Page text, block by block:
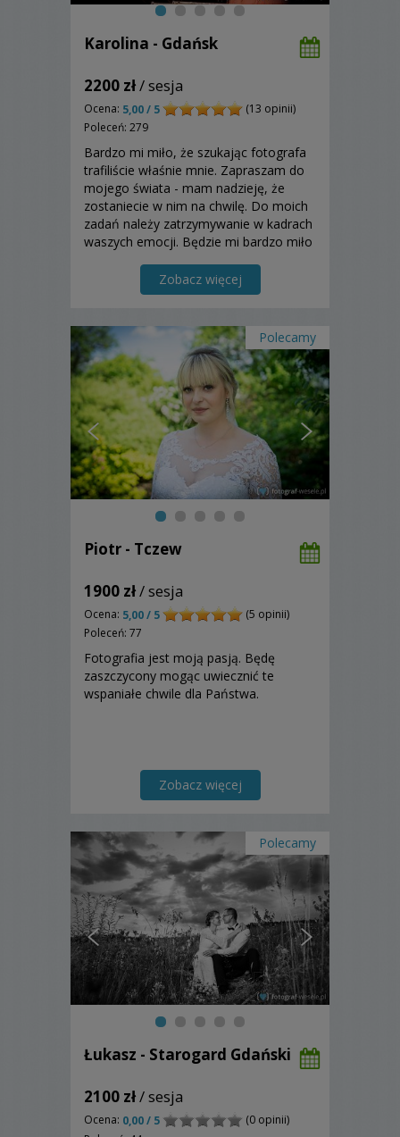
Karolina - Gdańsk
2200 zł/ sesja
Ocena: 5,00 / 5
(13 opinii)
Poleceń: 279
Bardzo mi miło, że szukając fotografa
trafiliście właśnie mnie. Zapraszam do
mojego świata - mam nadzieję, że
zostaniecie w nim na chwilę. Do moich
zadań należy zatrzymywanie w kadrach
waszych emocji. Będzie mi bardzo miło
SZCZĘŚCIA i stworzyć piękną pamiątkę.
Zobacz więcej
Polecamy
Piotr - Tczew
1900 zł/ sesja
Ocena: 5,00 / 5
(5 opinii)
Poleceń: 77
Fotografia jest moją pasją. Będę
zaszczycony mogąc uwiecznić te
wspaniałe chwile dla Państwa.
Zobacz więcej
Polecamy
Łukasz - Starogard Gdański
2100 zł/ sesja
Ocena: 0,00 / 5
(0 opinii)